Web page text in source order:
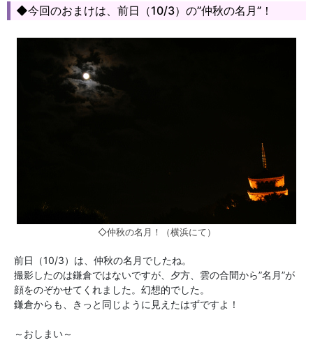
◆今回のおまけは、前日（10/3）の”仲秋の名月”！
◇仲秋の名月！（横浜にて）
前日（10/3）は、仲秋の名月でしたね。
撮影したのは鎌倉ではないですが、夕方、雲の合間から”名月”が
顔をのぞかせてくれました。幻想的でした。
鎌倉からも、きっと同じように見えたはずですよ！
～おしまい～